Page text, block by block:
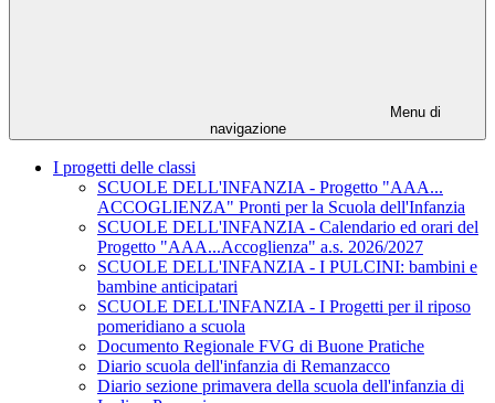
Menu di
navigazione
I progetti delle classi
SCUOLE DELL'INFANZIA - Progetto "AAA...
ACCOGLIENZA" Pronti per la Scuola dell'Infanzia
SCUOLE DELL'INFANZIA - Calendario ed orari del
Progetto "AAA...Accoglienza" a.s. 2026/2027
SCUOLE DELL'INFANZIA - I PULCINI: bambini e
bambine anticipatari
SCUOLE DELL'INFANZIA - I Progetti per il riposo
pomeridiano a scuola
Documento Regionale FVG di Buone Pratiche
Diario scuola dell'infanzia di Remanzacco
Diario sezione primavera della scuola dell'infanzia di